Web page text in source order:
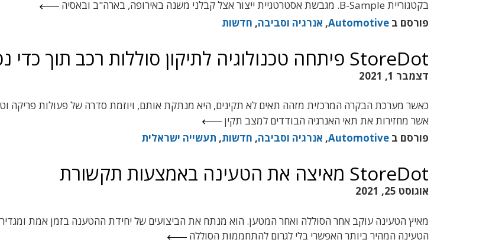
בקטגוריית B-Sample. מגבשת אסטרטגיית ייצור אצל קבלני משנה באירופה, בארה"ב ובאסיה
פורסם ב Automotive
, אנרגיה וסביבה, חדשות
StoreDot פיתחה טכנולוגיה לתיקון סוללות רכב תוך כדי נסיעה
דצמבר 1, 2021
כאשר מערכת הבקרה המרכזית מזהה תאים לא תקינים, היא מנתקת אותם, ויוזמת סדרה של פעולות פריקה
אשר מחזירות את תאי האנרגיה הבודדים למצב תקין
פורסם ב Automotive
, אנרגיה וסביבה, חדשות, תעשייה ישראלית
StoreDot מאיצה את הטעינה באמצעות תקשורת
אוגוסט 25, 2021
מאיץ הטעינה עוקב אחר הסוללה ואחר המטען. הוא מנתח את הביצועים של יחידת ההטענה בזמן אמת
הטעינה המהיר ביותר האפשרי בלי לגרום להתחממות הסוללה